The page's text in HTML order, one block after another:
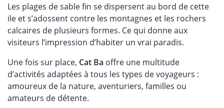
Les plages de sable fin se dispersent au bord de cette
ile et s’adossent contre les montagnes et les rochers
calcaires de plusieurs formes. Ce qui donne aux
visiteurs l’impression d’habiter un vrai paradis.
Une fois sur place, Cat Ba offre une multitude
d’activités adaptées à tous les types de voyageurs :
amoureux de la nature, aventuriers, familles ou
amateurs de détente.